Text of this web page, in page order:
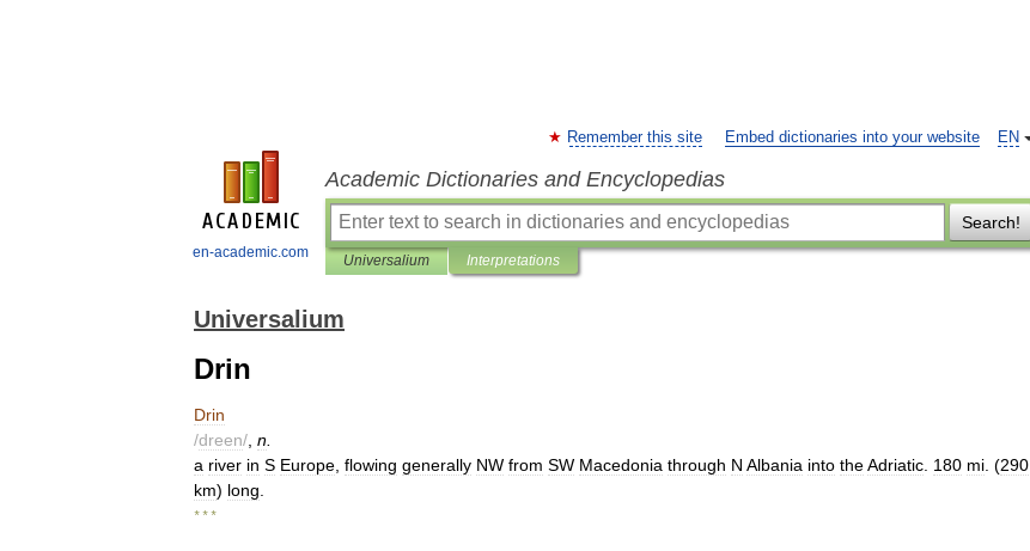
en-academic.com
EN
Remember this site Embed dictionaries into your website
Academic Dictionaries and Encyclopedias
Search!
Universalium Interpretations
Universalium
Drin
Drin
/dreen/ n
a river in S Europe flowing generally NW from SW Macedonia through N Albania into theAdriatic 180 mi . (290
km) long
* * *